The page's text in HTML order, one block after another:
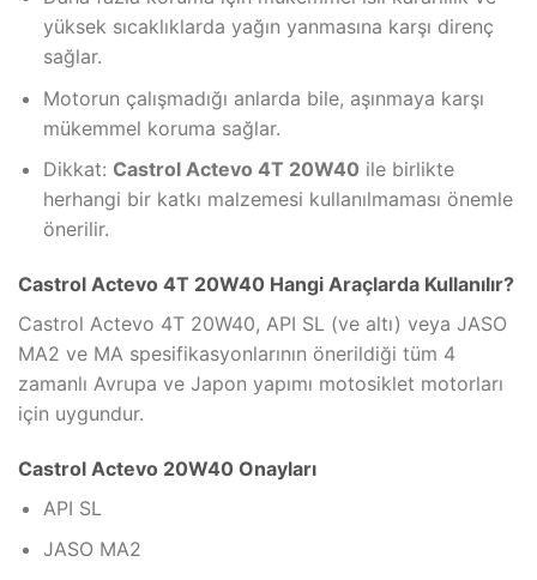
yüksek sıcaklıklarda yağın yanmasına karşı direnç
sağlar.
Motorun çalışmadığı anlarda bile, aşınmaya karşı
mükemmel koruma sağlar.
Dikkat: Castrol Actevo 4T 20W40 ile birlikte
herhangi bir katkı malzemesi kullanılmaması önemle
önerilir.
Castrol Actevo 4T 20W40 Hangi Araçlarda Kullanılır?
Castrol Actevo 4T 20W40, API SL (ve altı) veya JASO
MA2 ve MA spesifikasyonlarının önerildiği tüm 4
zamanlı Avrupa ve Japon yapımı motosiklet motorları
için uygundur.
Castrol Actevo 20W40 Onayları
API SL
JASO MA2